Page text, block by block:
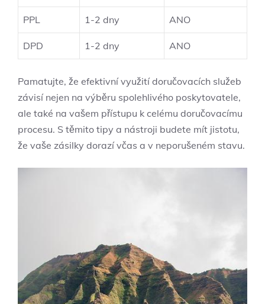
PPL 1-2​ dny ANO
DPD 1-2 dny ANO
Pamatujte, že efektivní využití doručovacích služeb
⁤závisí nejen na výběru spolehlivého poskytovatele,
ale také na vašem přístupu k‌ celému doručovacímu
procesu. S těmito tipy a nástroji budete mít jistotu,
že vaše zásilky dorazí včas a ​v neporušeném stavu.